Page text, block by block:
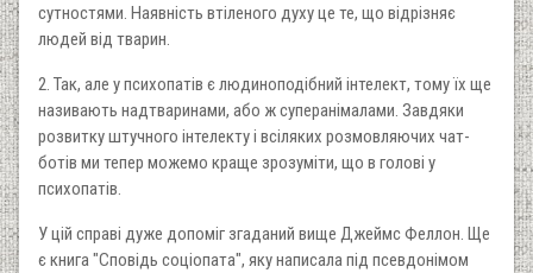
сутностями. Наявність втіленого духу це те, що відрізняє
людей від тварин.
2. Так, але у психопатів є людиноподібний інтелект, тому їх ще
називають надтваринами, або ж суперанімалами. Завдяки
розвитку штучного інтелекту і всіляких розмовляючих чат-
ботів ми тепер можемо краще зрозуміти, що в голові у
психопатів.
У цій справі дуже допоміг згаданий вище Джеймс Феллон. Ще
є книга "Сповідь соціопата", яку написала під псевдонімом